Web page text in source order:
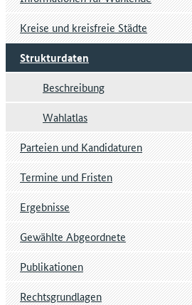
Kreise und kreisfreie Städte
Strukturdaten
Beschreibung
Wahlatlas
Parteien und Kandidaturen
Termine und Fristen
Ergebnisse
Gewählte Abgeordnete
Publikationen
Rechtsgrundlagen